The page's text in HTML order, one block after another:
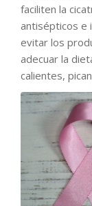
faciliten la
antisépticos e
evitar los
adecuar la
calientes,